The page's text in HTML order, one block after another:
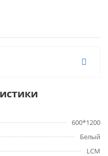
600*1200
Белый
LCM